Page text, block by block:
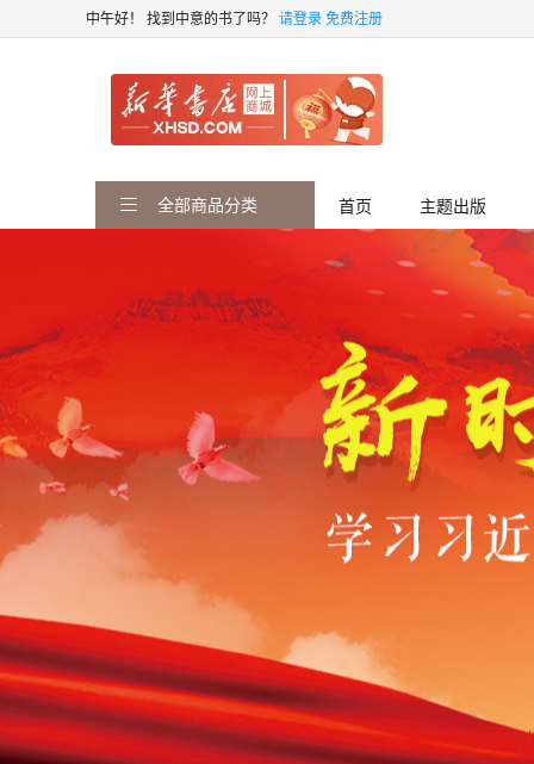
中午好！ 找到中意的书了吗？ 请登录免费注册
全部商品分类 首页 主题出版